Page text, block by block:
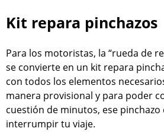
Kit repara pinchazos
Para los motoristas, la “rueda de
se convierte en un kit repara
con todos los elementos
manera provisional y para poder
cuestión de minutos, ese pinchazo
interrumpir tu viaje.